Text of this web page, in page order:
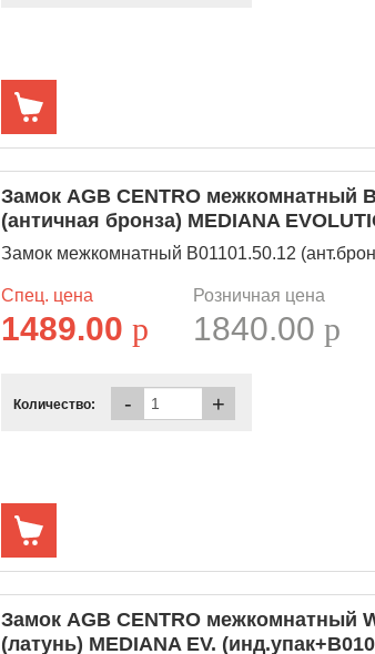
Замок AGB CENTRO межкомнатный
(античная бронза) MEDIANA
Замок межкомнатный B01101.50.12
Спец. цена
1489.00p
Розничная цена
1840.00p
Количество: - +
Замок AGB CENTRO межкомнатный
(латунь) MEDIANA EV.